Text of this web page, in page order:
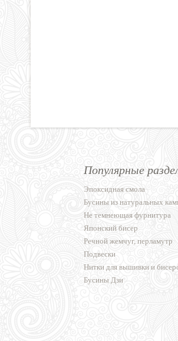
Популярные
Эпоксидная смола
Бусины из натуральных
Не темнеющая фурнитура
Японский бисер
Речной жемчуг, перламутр
Подвески
Нитки для вышивки и
Бусины Дзи